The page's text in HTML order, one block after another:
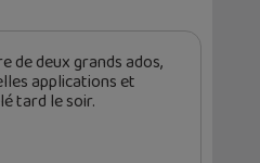
de deux grands ados,
applications et
tard le soir.